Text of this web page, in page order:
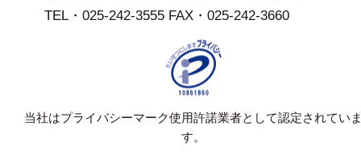
TEL・025-242-3555 FAX・025-242-3660
当社はプライバシーマーク使用許諾業者として認定されてい
す。